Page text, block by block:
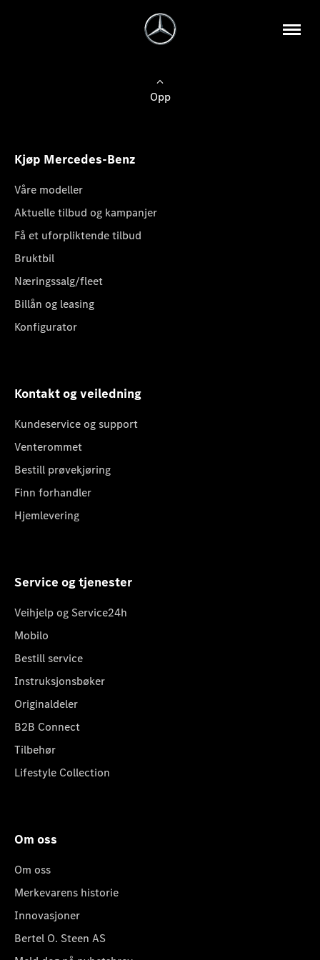
Opp
Kjøp Mercedes-Benz
Våre modeller
Aktuelle tilbud og kampanjer
Få et uforpliktende tilbud
Bruktbil
Næringssalg/fleet
Billån og leasing
Konfigurator
Kontakt og veiledning
Kundeservice og support
Venterommet
Bestill prøvekjøring
Finn forhandler
Hjemlevering
Service og tjenester
Veihjelp og Service24h
Mobilo
Bestill service
Instruksjonsbøker
Originaldeler
B2B Connect
Tilbehør
Lifestyle Collection
Om oss
Om oss
Merkevarens historie
Innovasjoner
Bertel O. Steen AS